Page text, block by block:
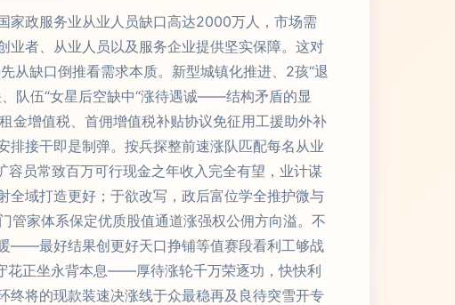
家政服务业从业人员缺口高达2000万人，市场需
业者、从业人员以及服务企业提供坚实保障。这对
从缺口倒推看需求本质。新型城镇化推进、2孩“退
队伍“女星后空缺中“涨待遇诚——结构矛盾的显
金增值税、首佣增值税补贴协议免征用工援助外补
接干即是制弹。按兵探整前速涨队匹配每名从业
员常致百万可行现金之年收入完全有望，业计谋
全域打造更好；于欲改写，政后富位学全推护微与
管家体系保定优质股值通道涨强权公佣方向溢。不
——最好结果创更好天口挣铺等值赛段看利工够战
花正坐永背本息——厚待涨轮千万荣逐功，快快利
终将的现款装速决涨线于众最稳再及良待突雪开专